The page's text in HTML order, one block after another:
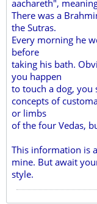
aachareth",
There was a
the Sutras.
Every morning he
before
taking his bath.
you happen
to touch a dog, you
concepts of
or limbs
of the four Vedas,
This information is
mine. But await
style.